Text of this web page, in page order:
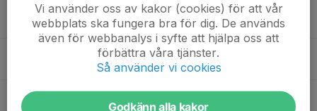
Tor
Vi använder oss av kakor (cookies) för att vår
webbplats ska fungera bra för dig. De används
även för webbanalys i syfte att hjälpa oss att
förbättra våra tjänster.
Så använder vi cookies
Godkänn alla kakor